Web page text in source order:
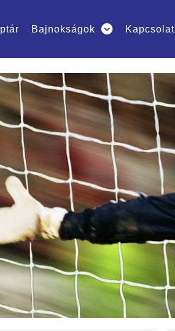
Bajnokságok Kapcsolat